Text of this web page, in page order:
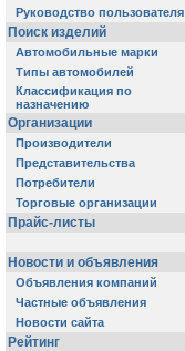
Руководство пользователя
Поиск изделий
Автомобильные марки
Типы автомобилей
Классификация по
назначению
Организации
Производители
Представительства
Потребители
Торговые организации
Прайс-листы
Новости и объявления
Объявления компаний
Частные объявления
Новости сайта
Рейтинг